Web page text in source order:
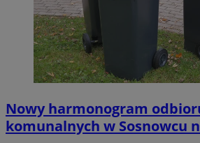
Nowy harmonogram
komunalnych w Sosnowcu